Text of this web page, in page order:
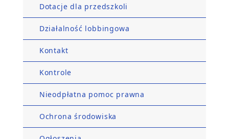
Dotacje dla przedszkoli
Działalność lobbingowa
Kontakt
Kontrole
Nieodpłatna pomoc prawna
Ochrona środowiska